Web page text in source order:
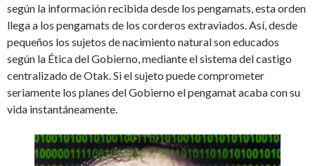
según la información recibida desde los pengamats, esta orden
llega a los pengamats de los corderos extraviados. Así, desde
pequeños los sujetos de nacimiento natural son educados
según la Ética del Gobierno, mediante el sistema del castigo
centralizado de Otak. Si el sujeto puede comprometer
seriamente los planes del Gobierno el pengamat acaba con su
vida instantáneamente.